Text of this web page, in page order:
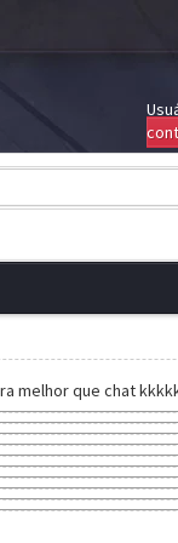
melhor que chat